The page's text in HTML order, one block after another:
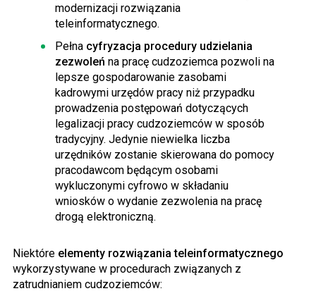
modernizacji rozwiązania
teleinformatycznego.
Pełna cyfryzacja procedury udzielania
zezwoleń na pracę cudzoziemca pozwoli na
lepsze gospodarowanie zasobami
kadrowymi urzędów pracy niż przypadku
prowadzenia postępowań dotyczących
legalizacji pracy cudzoziemców w sposób
tradycyjny. Jedynie niewielka liczba
urzędników zostanie skierowana do pomocy
pracodawcom będącym osobami
wykluczonymi cyfrowo w składaniu
wniosków o wydanie zezwolenia na pracę
drogą elektroniczną.
Niektóre elementy rozwiązania teleinformatycznego
wykorzystywane w procedurach związanych z
zatrudnianiem cudzoziemców: